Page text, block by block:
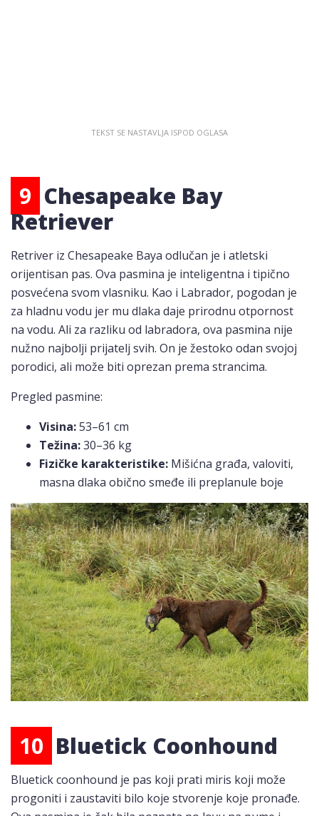
9 Chesapeake Bay
Retriever
Retriver iz Chesapeake Baya odlučan je i atletski
orijentisan pas. Ova pasmina je inteligentna i tipično
posvećena svom vlasniku. Kao i Labrador, pogodan je
za hladnu vodu jer mu dlaka daje prirodnu otpornost
na vodu. Ali za razliku od labradora, ova pasmina nije
nužno najbolji prijatelj svih. On je žestoko odan svojoj
porodici, ali može biti oprezan prema strancima.
Pregled pasmine:
Visina:53–61 cm
Težina:30–36 kg
Fizičke karakteristike: Mišićna građa, valoviti,
masna dlaka obično smeđe ili preplanule boje
10 Bluetick Coonhound
Bluetick coonhound je pas koji prati miris koji može
progoniti i zaustaviti bilo koje stvorenje koje pronađe.